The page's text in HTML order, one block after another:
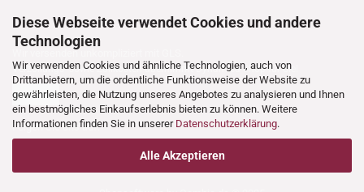
Diese Webseite verwendet Cookies und andere
Technologien
Wir verwenden Cookies und ähnliche Technologien, auch von
Drittanbietern, um die ordentliche Funktionsweise der Website zu
gewährleisten, die Nutzung unseres Angebotes zu analysieren und Ihnen
ein bestmögliches Einkaufserlebnis bieten zu können. Weitere
Informationen finden Sie in unserer Datenschutzerklärung.
Alle Akzeptieren
Wir versenden unkompliziert mit GLS.
Verzollungs- sowie Zollkosten übernimmt Dynamica Shop für Sie!
Folgen Sie uns auf: